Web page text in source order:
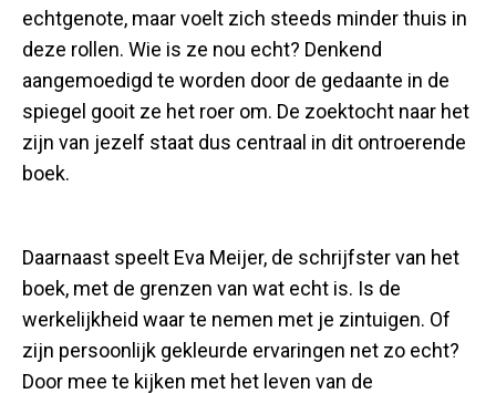
echtgenote, maar voelt zich steeds minder thuis in
deze rollen. Wie is ze nou echt? Denkend
aangemoedigd te worden door de gedaante in de
spiegel gooit ze het roer om. De zoektocht naar het
zijn van jezelf staat dus centraal in dit ontroerende
boek.
Daarnaast speelt Eva Meijer, de schrijfster van het
boek, met de grenzen van wat echt is. Is de
werkelijkheid waar te nemen met je zintuigen. Of
zijn persoonlijk gekleurde ervaringen net zo echt?
Door mee te kijken met het leven van de